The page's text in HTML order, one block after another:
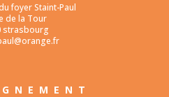
foyer Staint-Paul
de la Tour
strasbourg